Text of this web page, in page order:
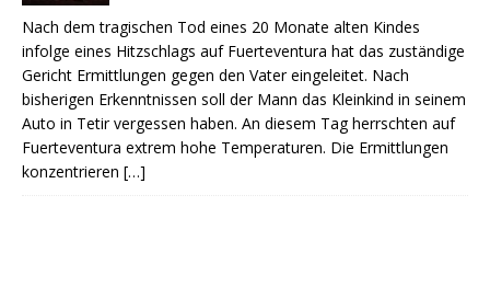
Nach dem tragischen Tod eines 20 Monate alten Kindes
infolge eines Hitzschlags auf Fuerteventura hat das zuständige
Gericht Ermittlungen gegen den Vater eingeleitet. Nach
bisherigen Erkenntnissen soll der Mann das Kleinkind in seinem
Auto in Tetir vergessen haben. An diesem Tag herrschten auf
Fuerteventura extrem hohe Temperaturen. Die Ermittlungen
konzentrieren […]